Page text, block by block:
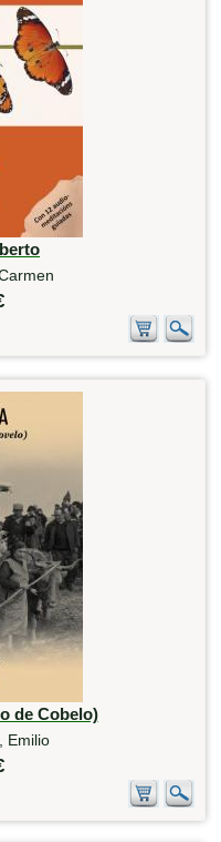
de Cobelo)
Emilio